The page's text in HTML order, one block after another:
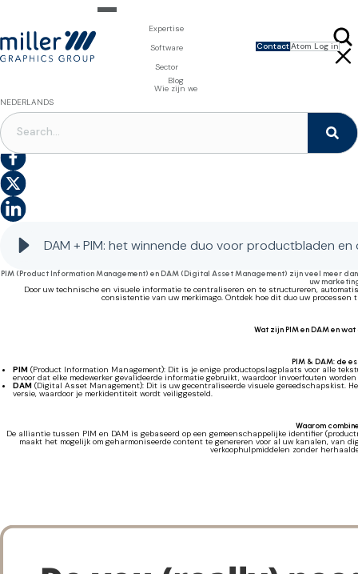
Expertise
Expertise voor merkeigenaars
3D Visualisaties
Software voor verpakkingen
Expertise voor drukkerijen
Software
Digital Asset Management - DAM
Product Information Management - PIM
Template Based Editing - Creator
Digital Publishing - MAG
Sector
Voeding en DrankenBlog
Wie zijn we
ContactAtom Log in
NEDERLANDS
DIGITAL ASSET MANAGEMENT|PRODUCT INFORMATION MANAGEMENT
DAM + PIM: de winnende combinatie voor het genereren van uw productfiches en interactieve
DAM + PIM: het winnende duo voor productbladen en
PIM (Product Information Management) en DAM (Digital Asset Management) zijn veel meer
uw
Door uw technische en visuele informatie te centraliseren en te structureren,
consistentie van uw merkimago. Ontdek hoe dit duo uw
Wat zijn PIM en DAM en
PIM & DAM: de
PIM (Product Information Management): Dit is je enige productopslagplaats voor alle
ervoor dat elke medewerker gevalideerde informatie gebruikt, waardoor invoerfouten worden
DAM (Digital Asset Management): Dit is uw gecentraliseerde visuele gereedschapskist.
versie, waardoor je merkidentiteit wordt veiliggesteld.
Waarom
De alliantie tussen PIM en DAM is gebaseerd op een gemeenschappelijke identifier
maakt het mogelijk om geharmoniseerde content te genereren voor al uw kanalen, van
verkoophulpmiddelen zonder